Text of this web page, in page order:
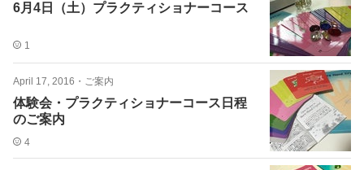
6月4日（土）プラクティショナーコース
1
April 17, 2016 ・ ご案内
体験会・プラクティショナーコース日程
のご案内
4